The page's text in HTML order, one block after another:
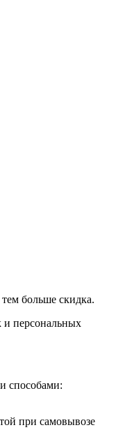
больше скидка.
персональных
способами:
при самовывозе